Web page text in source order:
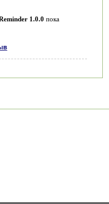
1.0.0 пока